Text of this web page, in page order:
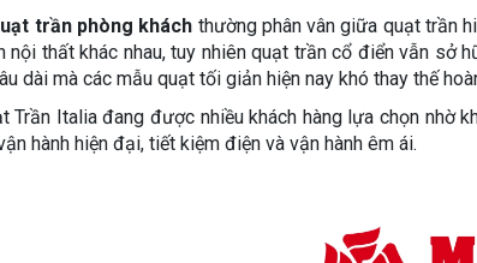
trần phòng khách thường phân vân giữa quạt trần
thất khác nhau, tuy nhiên quạt trần cổ điển vẫn sở
dài mà các mẫu quạt tối giản hiện nay khó thay thế
Italia đang được nhiều khách hàng lựa chọn nhờ
hành hiện đại, tiết kiệm điện và vận hành êm ái.